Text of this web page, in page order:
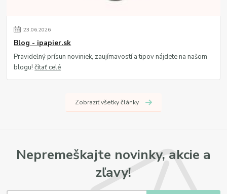
23.06.2026
Blog - ipapier.sk
Pravidelný prísun noviniek, zaujímavostí a tipov nájdete na našom
blogu!čítať celé
Zobraziť všetky články
Nepremeškajte novinky, akcie a
zľavy!